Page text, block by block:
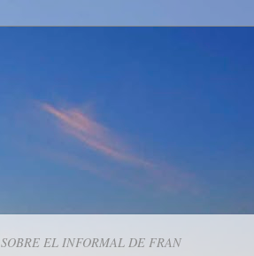
SOBRE EL INFORMAL DE FRAN